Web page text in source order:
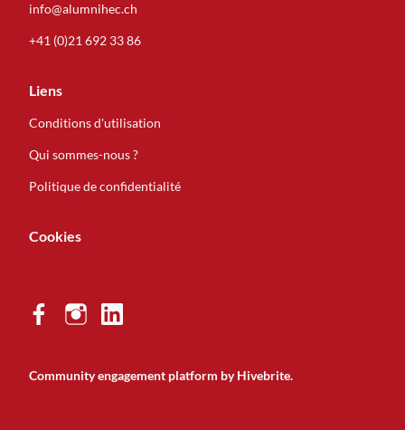
info@alumnihec.ch
+41 (0)21 692 33 86
Liens
Conditions d'utilisation
Qui sommes-nous ?
Politique de confidentialité
Cookies
Community engagement platform by Hivebrite.